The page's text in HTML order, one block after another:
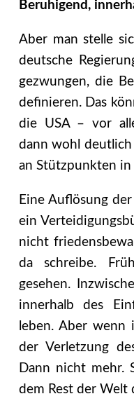
Beruhigend,
Aber man stelle
deutsche
gezwungen, die
definieren. Das
die USA – vor
dann wohl
an Stützpunkten
Eine Auflösung
ein
nicht
da schreibe.
gesehen.
innerhalb des
leben. Aber
der Verletzung
Dann nicht mehr.
dem Rest der Welt